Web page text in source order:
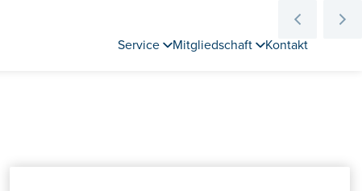
Service Mitgliedschaft Kontakt